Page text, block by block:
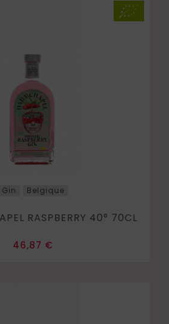
Gin Belgique
GIN DADA CHAPEL RASPBERRY 40° 70CL
Prix
46,87 €